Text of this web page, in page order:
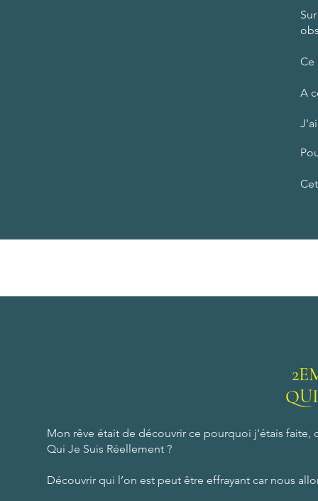
Ce
A
Mon rêve était de découvrir ce pourquoi j'étais faite,
Qui Je Suis Réellement ?
Découvrir qui l’on est peut être effrayant car nous